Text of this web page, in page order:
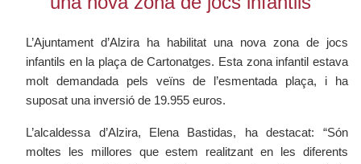
L’Ajuntament d’Alzira ha habilitat una nova zona de jocs
infantils en la plaça de Cartonatges. Esta zona infantil estava
molt demandada pels veïns de l’esmentada plaça, i ha
suposat una inversió de 19.955 euros.
L’alcaldessa d’Alzira, Elena Bastidas, ha destacat: “Són
moltes les millores que estem realitzant en les diferents